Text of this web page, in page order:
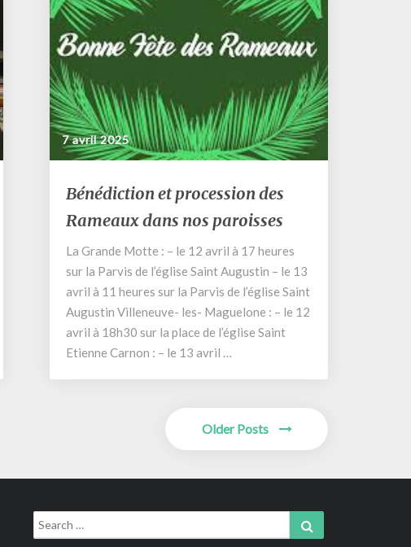
7 avril 2025
Bénédiction
et
procession
Rameaux
dans
nos
paroisses
Bénédiction et procession des
Rameaux dans nos paroisses
La Grande Motte : – le 12 avril à 17 heures
sur la Parvis de l’église Saint Augustin – le 13
avril à 11 heures sur la Parvis de l’église Saint
Augustin Villeneuve- les- Maguelone : – le 12
avril à 18h30 sur la place de l’église Saint
Etienne Carnon : – le 13 avril …
Older Posts
Search
for: